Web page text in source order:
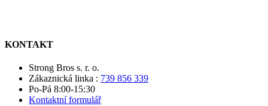
KONTAKT
Strong Bros s. r. o.
Zákaznická linka : 739 856 339
Po-Pá 8:00-15:30
Kontaktní formulář